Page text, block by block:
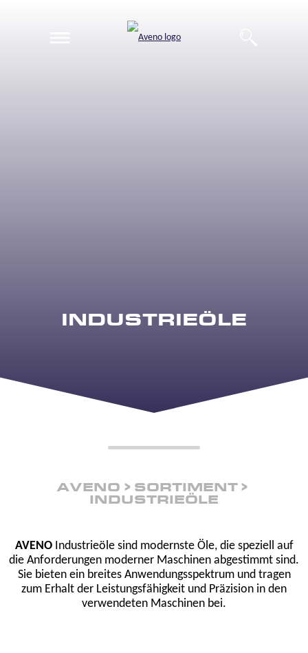
INDUSTRIEÖLE
AVENO
SORTIMENT
INDUSTRIEÖLE
AVENOIndustrieöle sind modernste Öle, die speziell auf
die Anforderungen moderner Maschinen abgestimmt sind.
Sie bieten ein breites Anwendungsspektrum und tragen
zum Erhalt der Leistungsfähigkeit und Präzision in den
verwendeten Maschinen bei.